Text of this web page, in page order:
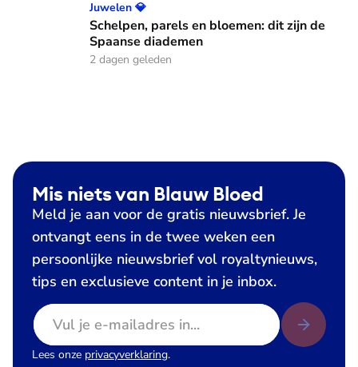
Schelpen, parels en bloemen: dit zijn de Spaanse diademen
Juwelen 💎
Schelpen, parels en bloemen: dit zijn de
Spaanse diademen
2 dagen geleden
Mis niets van Blauw Bloed
Meld je aan voor de gratis nieuwsbrief. Je
ontvangt eens in de twee weken een
persoonlijke nieuwsbrief vol royaltynieuws,
tips en exclusieve content in je inbox.
E-mailadres
Lees onze privacyverklaring.